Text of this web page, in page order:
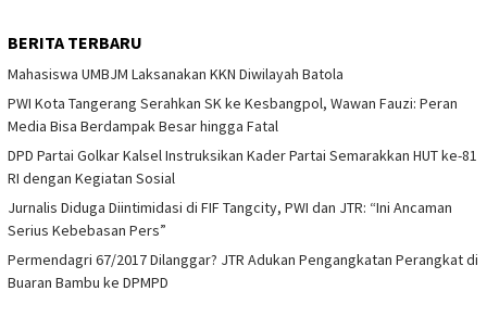
BERITA TERBARU
Mahasiswa UMBJM Laksanakan KKN Diwilayah Batola
PWI Kota Tangerang Serahkan SK ke Kesbangpol, Wawan Fauzi: Peran
Media Bisa Berdampak Besar hingga Fatal
DPD Partai Golkar Kalsel Instruksikan Kader Partai Semarakkan HUT ke-81
RI dengan Kegiatan Sosial
Jurnalis Diduga Diintimidasi di FIF Tangcity, PWI dan JTR: “Ini Ancaman
Serius Kebebasan Pers”
Permendagri 67/2017 Dilanggar? JTR Adukan Pengangkatan Perangkat di
Buaran Bambu ke DPMPD